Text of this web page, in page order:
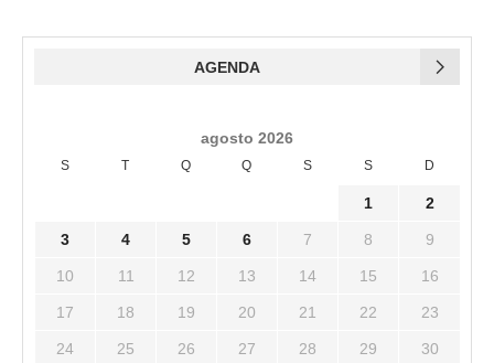
AGENDA
agosto 2026
S T Q Q S S D
1 2
3 4 5 6 7 8 9
10 11 12 13 14 15 16
17 18 19 20 21 22 23
24 25 26 27 28 29 30